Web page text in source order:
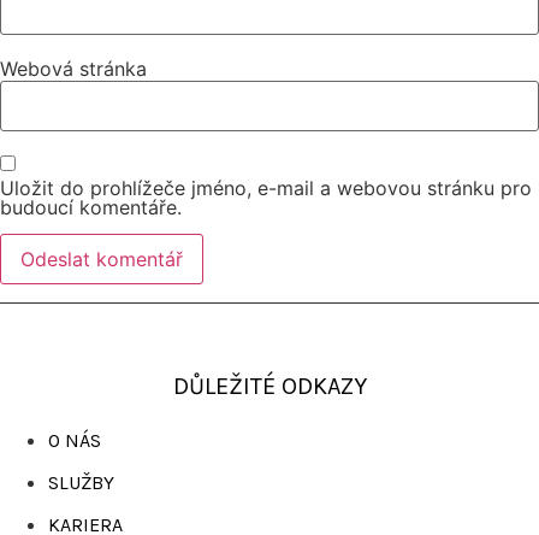
Webová stránka
Uložit do prohlížeče jméno, e-mail a webovou stránku pro
budoucí komentáře.
DŮLEŽITÉ ODKAZY
O NÁS
SLUŽBY
KARIERA